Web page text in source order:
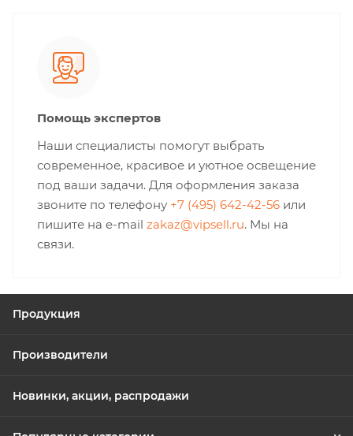
Помощь экспертов
Наши специалисты помогут выбрать
современное, красивое и уютное освещение
под ваши задачи. Для оформления заказа
звоните по телефону +7 (495) 642-42-56 или
пишите на e-mail zakaz@vipsell.ru. Мы на
связи.
Продукция
Производители
Новинки, акции, распродажи